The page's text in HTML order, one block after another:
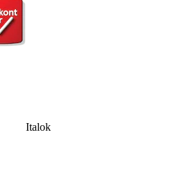
Italok